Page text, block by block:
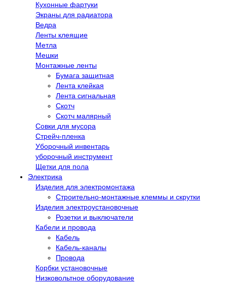
Кухонные фартуки
Экраны для радиатора
Ведра
Ленты клеящие
Метла
Мешки
Монтажные ленты
Бумага защитная
Лента клейкая
Лента сигнальная
Скотч
Скотч малярный
Совки для мусора
Стрейч-пленка
Уборочный инвентарь
уборочный инструмент
Щетки для пола
Электрика
Изделия для электромонтажа
Строительно-монтажные клеммы и скрутки
Изделия электроустановочные
Розетки и выключатели
Кабели и провода
Кабель
Кабель-каналы
Провода
Корбки установочные
Низковольтное оборудование